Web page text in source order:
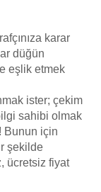
karar
düğün
eşlik etmek
ister; çekim
sahibi olmak
Bunun için
şekilde
ücretsiz fiyat